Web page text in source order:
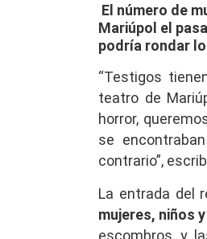
El número de
Mariúpol el
podría rondar
“Testigos
teatro de
horror,
se
contrario”,
La entrada del
mujeres, niños
escombros y